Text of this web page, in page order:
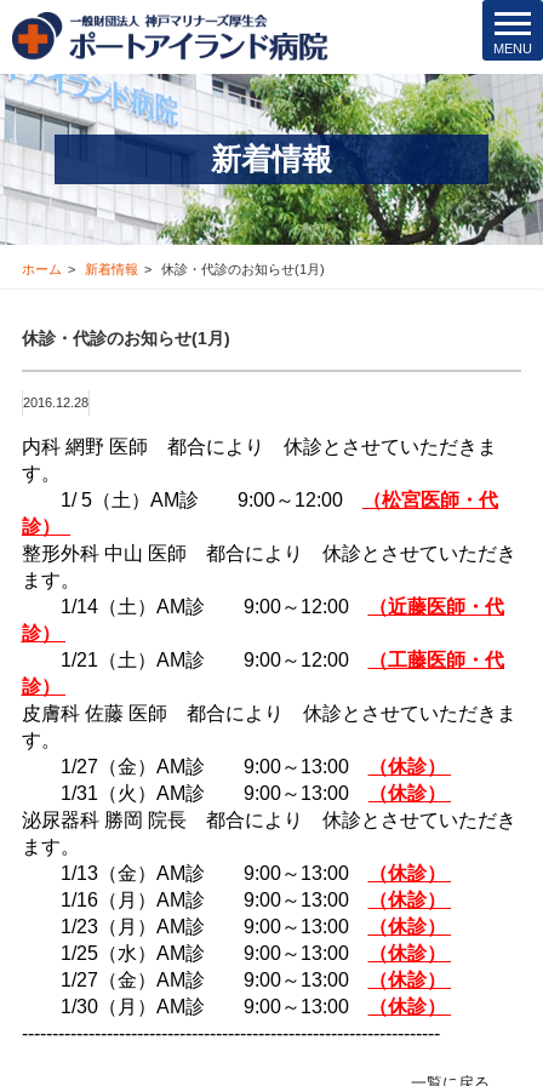
t
o
g
l
e
n
a
v
MENU
院内保育所
医療安全管理･その他
医療機関の方
新着情報
お問合せ
交通アクセス
ブログ
Instagram
緊急･入院24H受付
078-303-6123
転院･入院相談窓口(地域連携室)
078-381-8271
新着情報
ホーム 新着情報 休診・代診のお知らせ(1月)
休診・代診のお知らせ(1月)
2016.12.28
内科 網野 医師 都合により 休診とさせていただきま
す。
1/ 5（土）AM診 9:00～12:00
（松宮医師・代
診）
整形外科 中山 医師 都合により 休診とさせていただき
ます。
1/14（土）AM診 9:00～12:00
（近藤医師・代
診）
1/21（土）AM診 9:00～12:00
（工藤医師・代
診）
皮膚科 佐藤 医師 都合により 休診とさせていただきま
す。
1/27（金）AM診 9:00～13:00
（休診）
1/31（火）AM診 9:00～13:00
（休診）
泌尿器科 勝岡 院長 都合により 休診とさせていただき
ます。
1/13（金）AM診 9:00～13:00
（休診）
1/16（月）AM診 9:00～13:00
（休診）
1/23（月）AM診 9:00～13:00
（休診）
1/25（水）AM診 9:00～13:00
（休診）
1/27（金）AM診 9:00～13:00
（休診）
1/30（月）AM診 9:00～13:00
（休診）
---------------------------------------------------------------------